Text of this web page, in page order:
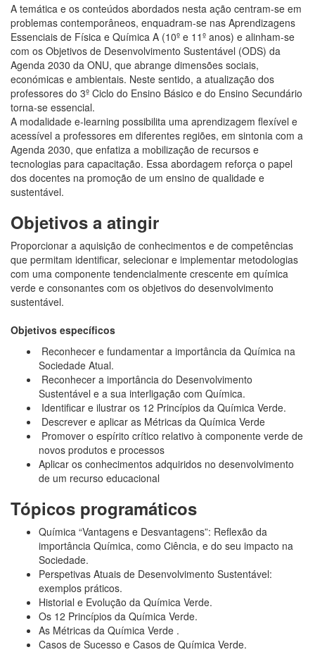
A temática e os conteúdos abordados nesta ação centram-se em
problemas contemporâneos, enquadram-se nas Aprendizagens
Essenciais de Física e Química A (10º e 11º anos) e alinham-se
com os Objetivos de Desenvolvimento Sustentável (ODS) da
Agenda 2030 da ONU, que abrange dimensões sociais,
económicas e ambientais. Neste sentido, a atualização dos
professores do 3º Ciclo do Ensino Básico e do Ensino Secundário
torna-se essencial.
A modalidade e-learning possibilita uma aprendizagem flexível e
acessível a professores em diferentes regiões, em sintonia com a
Agenda 2030, que enfatiza a mobilização de recursos e
tecnologias para capacitação. Essa abordagem reforça o papel
dos docentes na promoção de um ensino de qualidade e
sustentável.
Objetivos a atingir
Proporcionar a aquisição de conhecimentos e de competências
que permitam identificar, selecionar e implementar metodologias
com uma componente tendencialmente crescente em química
verde e consonantes com os objetivos do desenvolvimento
sustentável.
Objetivos específicos
Reconhecer e fundamentar a importância da Química na
Sociedade Atual.
Reconhecer a importância do Desenvolvimento
Sustentável e a sua interligação com Química.
Identificar e ilustrar os 12 Princípios da Química Verde.
Descrever e aplicar as Métricas da Química Verde
Promover o espírito crítico relativo à componente verde de
novos produtos e processos
Aplicar os conhecimentos adquiridos no desenvolvimento
de um recurso educacional
Tópicos programáticos
Química “Vantagens e Desvantagens”: Reflexão da
importância Química, como Ciência, e do seu impacto na
Sociedade.
Perspetivas Atuais de Desenvolvimento Sustentável:
exemplos práticos.
Historial e Evolução da Química Verde.
Os 12 Princípios da Química Verde.
As Métricas da Química Verde .
Casos de Sucesso e Casos de Química Verde.